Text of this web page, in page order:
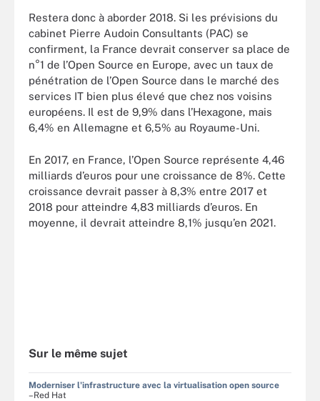
Restera donc à aborder 2018. Si les prévisions du
cabinet Pierre Audoin Consultants (PAC) se
confirment, la France devrait conserver sa place de
n°1 de l’Open Source en Europe, avec un taux de
pénétration de l’Open Source dans le marché des
services IT bien plus élevé que chez nos voisins
européens. Il est de 9,9% dans l’Hexagone, mais
6,4% en Allemagne et 6,5% au Royaume-Uni.
En 2017, en France, l’Open Source représente 4,46
milliards d’euros pour une croissance de 8%. Cette
croissance devrait passer à 8,3% entre 2017 et
2018 pour atteindre 4,83 milliards d’euros. En
moyenne, il devrait atteindre 8,1% jusqu’en 2021.
Sur le même sujet
Moderniser l'infrastructure avec la virtualisation open source
–Red Hat